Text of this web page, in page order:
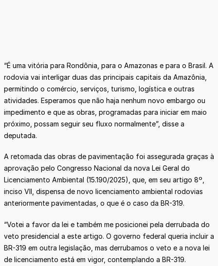
“É uma vitória para Rondônia, para o Amazonas e para o Brasil. A
rodovia vai interligar duas das principais capitais da Amazônia,
permitindo o comércio, serviços, turismo, logística e outras
atividades. Esperamos que não haja nenhum novo embargo ou
impedimento e que as obras, programadas para iniciar em maio
próximo, possam seguir seu fluxo normalmente”, disse a
deputada.
A retomada das obras de pavimentação foi assegurada graças à
aprovação pelo Congresso Nacional da nova Lei Geral do
Licenciamento Ambiental (15.190/2025), que, em seu artigo 8º,
inciso VII, dispensa de novo licenciamento ambiental rodovias
anteriormente pavimentadas, o que é o caso da BR-319.
“Votei a favor da lei e também me posicionei pela derrubada do
veto presidencial a este artigo. O governo federal queria incluir a
BR-319 em outra legislação, mas derrubamos o veto e a nova lei
de licenciamento está em vigor, contemplando a BR-319.